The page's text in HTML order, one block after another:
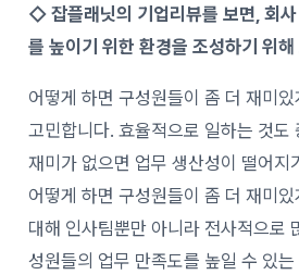
◇잡플래닛의 기업리뷰를 보면, 회
를 높이기 위한 환경을 조성하기 위
어떻게 하면 구성원들이 좀 더 재미
고민합니다. 효율적으로 일하는 것도
재미가 없으면 업무 생산성이 떨어지
어떻게 하면 구성원들이 좀 더 재미
대해 인사팀뿐만 아니라 전사적으로
성원들의 업무 만족도를 높일 수 있